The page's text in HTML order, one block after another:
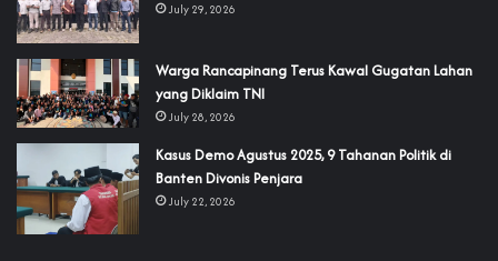
July 29, 2026
‎Warga Rancapinang Terus Kawal Gugatan Lahan
yang Diklaim TNI‎‎
July 28, 2026
‎Kasus Demo Agustus 2025, 9 Tahanan Politik di
Banten Divonis Penjara
July 22, 2026